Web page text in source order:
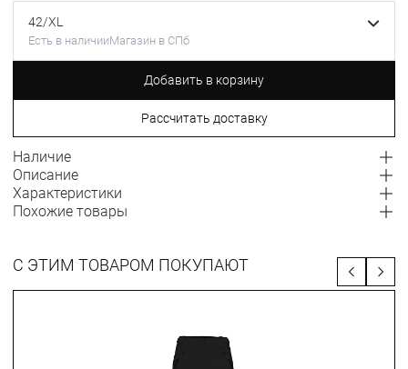
42/XL
Есть в наличииМагазин в СПб
Добавить в корзину
Рассчитать доставку
Наличие
Описание
Характеристики
Похожие товары
С ЭТИМ ТОВАРОМ ПОКУПАЮТ